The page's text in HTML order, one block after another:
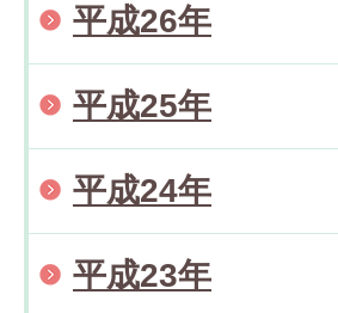
平成26年
平成25年
平成24年
平成23年